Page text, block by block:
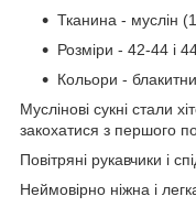
Тканина - муслін
Розміри - 42-44 і
Кольори -
Муслінові сукні стали
закохатися з першого
Повітряні рукавчики і
Неймовірно ніжна і